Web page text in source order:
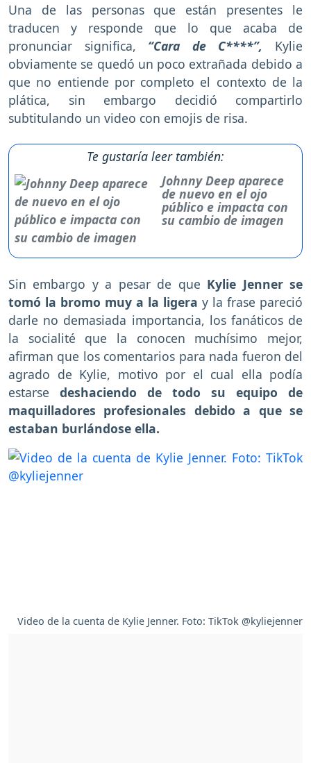
Una de las personas que están presentes le
traducen y responde que lo que acaba de
pronunciar significa, “Cara de C****”, Kylie
obviamente se quedó un poco extrañada debido a
que no entiende por completo el contexto de la
plática, sin embargo decidió compartirlo
subtitulando un video con emojis de risa.
Te gustaría leer también:
Johnny Deep aparece
de nuevo en el ojo
público e impacta con
su cambio de imagen
Sin embargo y a pesar de que Kylie Jenner se
tomó la bromo muy a la ligera y la frase pareció
darle no demasiada importancia, los fanáticos de
la socialité que la conocen muchísimo mejor,
afirman que los comentarios para nada fueron del
agrado de Kylie, motivo por el cual ella podía
estarse deshaciendo de todo su equipo de
maquilladores profesionales debido a que se
estaban burlándose ella.
Video de la cuenta de Kylie Jenner. Foto: TikTok @kyliejenner